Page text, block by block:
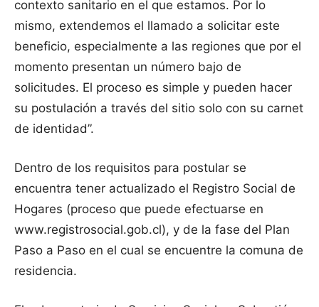
contexto sanitario en el que estamos. Por lo
mismo, extendemos el llamado a solicitar este
beneficio, especialmente a las regiones que por el
momento presentan un número bajo de
solicitudes. El proceso es simple y pueden hacer
su postulación a través del sitio solo con su carnet
de identidad”.
Dentro de los requisitos para postular se
encuentra tener actualizado el Registro Social de
Hogares (proceso que puede efectuarse en
www.registrosocial.gob.cl), y de la fase del Plan
Paso a Paso en el cual se encuentre la comuna de
residencia.